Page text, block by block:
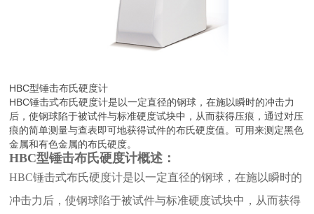
HBC型锤击布氏硬度计
HBC锤击式布氏硬度计是以一定直径的钢球，在施以瞬时的冲击力
后，使钢球陷于被试件与标准硬度试块中，从而获得压痕，通过对压
痕的简单测量与查表即可地获得试件的布氏硬度值。可用来测定黑色
金属和有色金属的布氏硬度。
HBC型锤击布氏硬度计概述：
HBC锤击式布氏硬度计是以一定直径的钢球，在施以瞬时的
冲击力后，使钢球陷于被试件与标准硬度试块中，从而获得